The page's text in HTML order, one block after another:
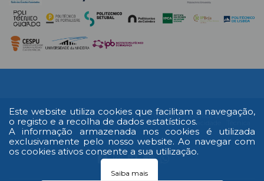
Este website utiliza cookies que facilitam a navegação,
o registo e a recolha de dados estatísticos.
A informação armazenada nos cookies é utilizada
exclusivamente pelo nosso website. Ao navegar com
os cookies ativos consente a sua utilização.
Saiba mais
Multimédia
Edição
Impressa
Livro de
reclamações
RAL
Termos e
Condições
Política de
Privacidade
Ficha